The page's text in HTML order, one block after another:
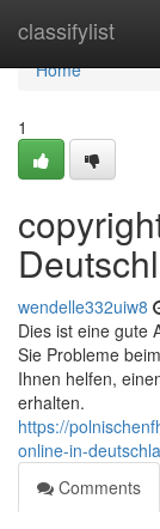
classifylist
Home
Home
1
wendelle332uiw8
Dies ist eine gute
Sie Probleme
Ihnen helfen,
erhalten.
https://
online-in-
Comments